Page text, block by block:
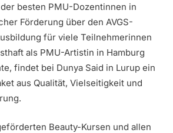
besten PMU-Dozentinnen in
Förderung über den AVGS-
für viele Teilnehmerinnen
als PMU-Artistin in Hamburg
findet bei Dunya Said in Lurup ein
aus Qualität, Vielseitigkeit und
Beauty-Kursen und allen